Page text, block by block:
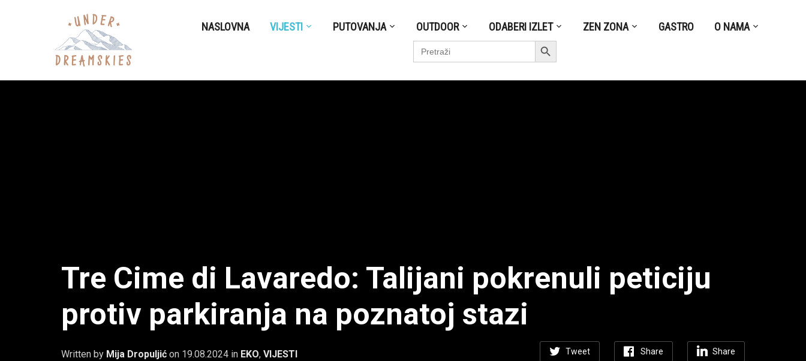
NASLOVNA VIJESTI PUTOVANJA OUTDOOR ODABERI IZLET ZEN ZONA GASTRO O NAMA
Search
for:
Search Button
Tre Cime di Lavaredo: Talijani pokrenuli peticiju
protiv parkiranja na poznatoj stazi
Tweet Share Share
Written by Mija Dropuljić on 19.08.2024 in EKO, VIJESTI